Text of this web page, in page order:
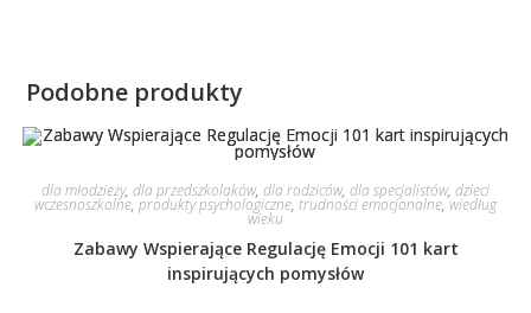
Podobne produkty
dla młodzieży, dla przedszkolaków, dla rodziców, dla specjalistów, dzieci
wczesnoszkolne, produkty psychologiczne, trudności emocjonalne,wiedług
wieku
Zabawy Wspierające Regulację Emocji 101 kart
inspirujących pomysłów